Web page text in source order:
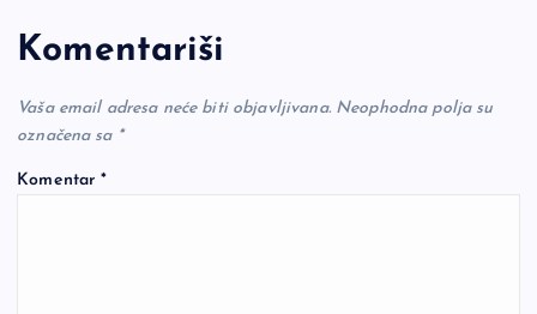
Komentariši
Vaša email adresa neće biti objavljivana. Neophodna polja su
označena sa *
Komentar*